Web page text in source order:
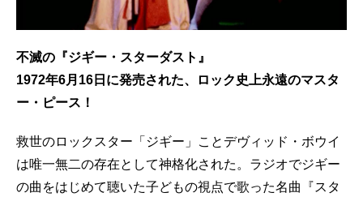
不滅の『ジギー・スターダスト』
1972年6月16日に発売された、ロック史上永遠のマスタ
ー・ピース！
救世のロックスター「ジギー」ことデヴィッド・ボウイ
は唯一無二の存在として神格化された。ラジオでジギー
の曲をはじめて聴いた子どもの視点で歌った名曲『スタ